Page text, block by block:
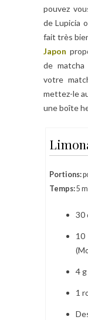
pouvez
de Lupicia
fait très
Japon
de matcha
votre
mettez-le
une boîte
Portions:
Temps:5
30
10
4
1